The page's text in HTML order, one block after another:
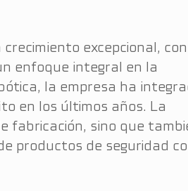
excepcional,
enfoque integral en la
la empresa ha
en los últimos años. La
fabricación, sino que
productos de seguridad